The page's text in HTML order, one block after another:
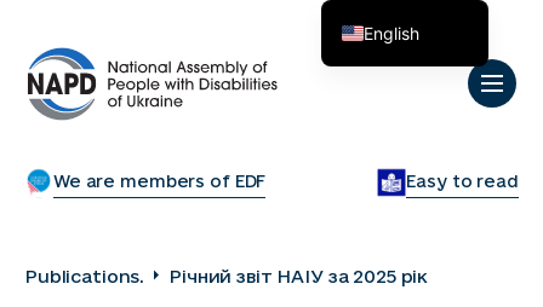
We are members of EDF Easy to read
Publications. Річний звіт НАІУ за 2025 рік
English
Українська